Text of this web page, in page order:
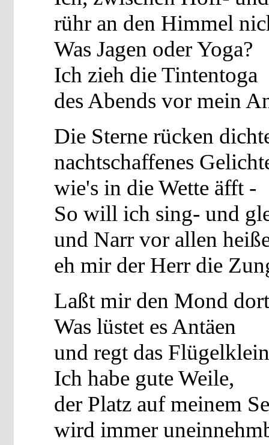
rühr an den Himmel
Was Jagen oder Yoga?
Ich zieh die Tintentoga
des Abends vor mein
Die Sterne rücken
nachtschaffenes
wie's in die Wette äfft -
So will ich sing- und
und Narr vor allen
eh mir der Herr die
Laßt mir den Mond
Was lüstet es Antäen
und regt das
Ich habe gute Weile,
der Platz auf meinem
wird immer